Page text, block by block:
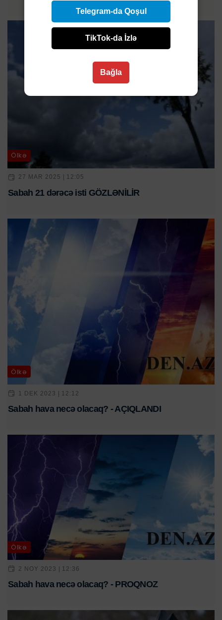
Ölkə
27 MAR 2025 | 12:05
Sabah 21 dərəcə isti GÖZLƏNİLİR
Ölkə
1 DEK 2023 | 12:12
Sabah hava necə olacaq? - AÇIQLANDI
Ölkə
2 NOY 2023 | 12:36
Sabah hava necə olacaq? - PROQNOZ
Telegram-da Qoşul
TikTok-da İzlə
Bağla